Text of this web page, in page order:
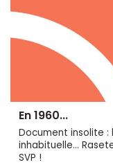
En 1960...
Document insolite
inhabituelle...
SVP !